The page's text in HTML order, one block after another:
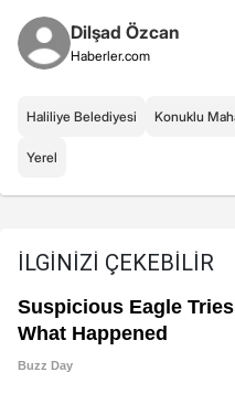
Dilşad Özcan
Haberler.com
Haliliye Belediyesi Konuklu
Yerel